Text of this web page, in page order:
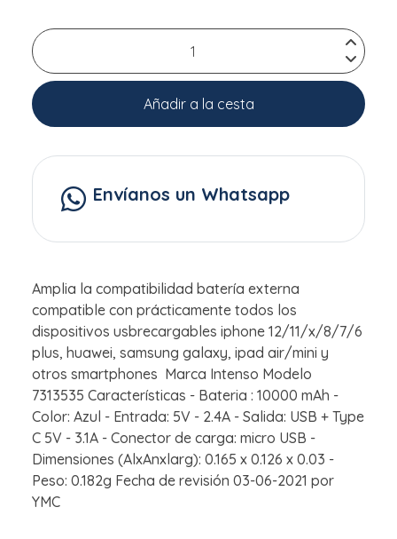
Añadir a la cesta
Envíanos un Whatsapp
Amplia la compatibilidad batería externa
compatible con prácticamente todos los
dispositivos usbrecargables iphone 12/11/x/8/7/6
plus, huawei, samsung galaxy, ipad air/mini y
otros smartphones Marca Intenso Modelo
7313535 Características - Bateria : 10000 mAh -
Color: Azul - Entrada: 5V - 2.4A - Salida: USB + Type
C 5V - 3.1A - Conector de carga: micro USB -
Dimensiones (AlxAnxlarg): 0.165 x 0.126 x 0.03 -
Peso: 0.182g Fecha de revisión 03-06-2021 por
YMC